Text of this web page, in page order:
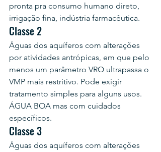
pronta pra consumo humano direto,
irrigação fina, indústria farmacêutica.
Classe 2
Águas dos aquíferos com alterações
por atividades antrópicas, em que pelo
menos um parâmetro VRQ ultrapassa o
VMP mais restritivo. Pode exigir
tratamento simples para alguns usos.
ÁGUA BOA mas com cuidados
específicos.
Classe 3
Águas dos aquíferos com alterações